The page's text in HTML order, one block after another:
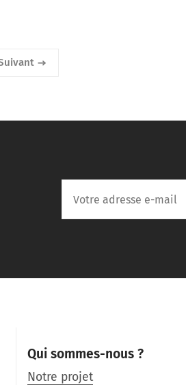
Qui sommes-nous ?
Notre projet